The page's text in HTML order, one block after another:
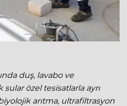
duş, lavabo ve
özel tesisatlarla ayrı
arıtma, ultrafiltrasyon